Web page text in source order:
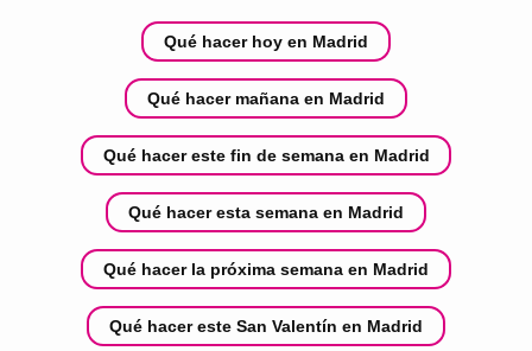
Qué hacer hoy en Madrid
Qué hacer mañana en Madrid
Qué hacer este fin de semana en Madrid
Qué hacer esta semana en Madrid
Qué hacer la próxima semana en Madrid
Qué hacer este San Valentín en Madrid